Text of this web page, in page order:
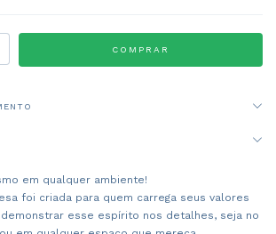
em qualquer ambiente!
foi criada para quem carrega seus valores
esse espírito nos detalhes, seja no